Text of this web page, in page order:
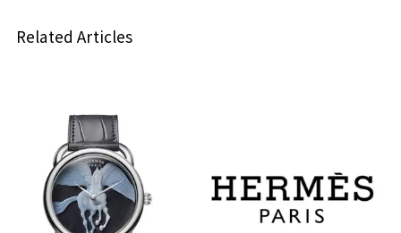
Related Articles